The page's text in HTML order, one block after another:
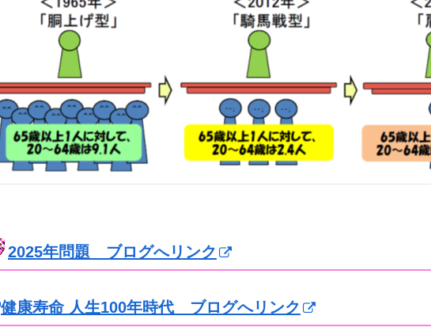
2025年問題 ブログへリンク
健康寿命 人生100年時代 ブログへリンク